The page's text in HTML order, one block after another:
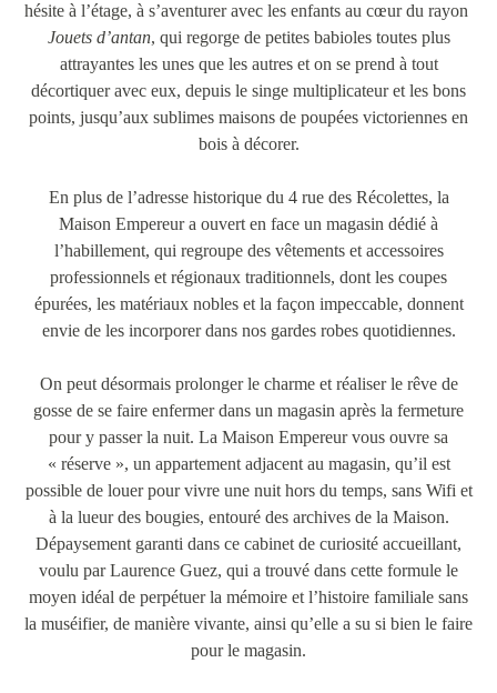
hésite à l’étage, à s’aventurer avec les enfants au cœur du rayon
Jouets d’antan, qui regorge de petites babioles toutes plus
attrayantes les unes que les autres et on se prend à tout
décortiquer avec eux, depuis le singe multiplicateur et les bons
points, jusqu’aux sublimes maisons de poupées victoriennes en
bois à décorer.
En plus de l’adresse historique du 4 rue des Récolettes, la
Maison Empereur a ouvert en face un magasin dédié à
l’habillement, qui regroupe des vêtements et accessoires
professionnels et régionaux traditionnels, dont les coupes
épurées, les matériaux nobles et la façon impeccable, donnent
envie de les incorporer dans nos gardes robes quotidiennes.
On peut désormais prolonger le charme et réaliser le rêve de
gosse de se faire enfermer dans un magasin après la fermeture
pour y passer la nuit. La Maison Empereur vous ouvre sa
« réserve », un appartement adjacent au magasin, qu’il est
possible de louer pour vivre une nuit hors du temps, sans Wifi et
à la lueur des bougies, entouré des archives de la Maison.
Dépaysement garanti dans ce cabinet de curiosité accueillant,
voulu par Laurence Guez, qui a trouvé dans cette formule le
moyen idéal de perpétuer la mémoire et l’histoire familiale sans
la muséifier, de manière vivante, ainsi qu’elle a su si bien le faire
pour le magasin.